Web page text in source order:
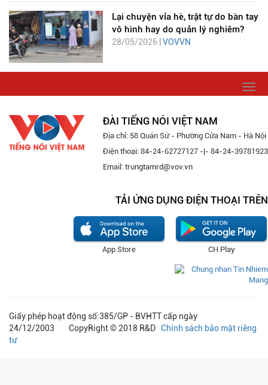
Lại chuyện vỉa hè, trật tự do bàn tay
vô hình hay do quản lý nghiêm?
28/05/2026 | VOVVN
ĐÀI TIẾNG NÓI VIỆT NAM
Địa chỉ: 58 Quán Sứ - Phường Cửa Nam - Hà Nội
Điện thoại: 84-24-62727127 -|- 84-24-39781923
Email: trungtamrd@vov.vn
TẢI ỨNG DỤNG ĐIỆN THOẠI TRÊN
CH Play
App Store
Giấy phép hoạt động số:385/GP - BVHTT cấp ngày
24/12/2003 CopyRight © 2018 R&D Chính sách bảo mật riêng
tư